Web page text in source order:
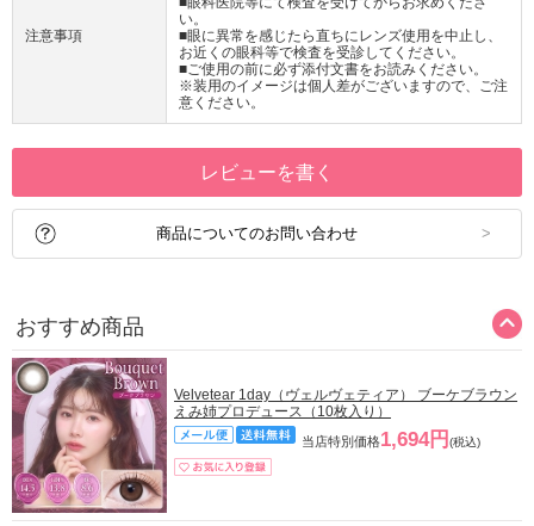
注意事項
い。
■眼に異常を感じたら直ちにレンズ使用を中止し、
お近くの眼科等で検査を受診してください。
■ご使用の前に必ず添付文書をお読みください。
※装用のイメージは個人差がございますので、ご注
意ください。
レビューを書く
商品についてのお問い合わせ
おすすめ商品
Velvetear 1day（ヴェルヴェティア） ブーケブラウン
えみ姉プロデュース（10枚入り）
当店特別価格1,694円 (税込)